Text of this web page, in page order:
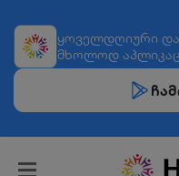
ყოველდღიური
მხოლოდ